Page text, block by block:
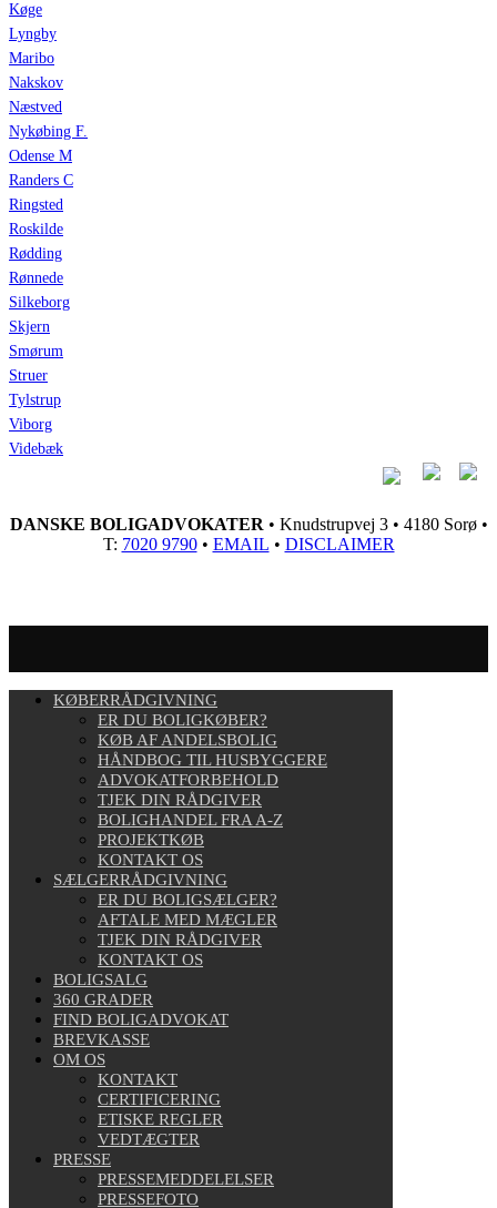
Køge
Lyngby
Maribo
Nakskov
Næstved
Nykøbing F.
Odense M
Randers C
Ringsted
Roskilde
Rødding
Rønnede
Silkeborg
Skjern
Smørum
Struer
Tylstrup
Viborg
Videbæk
DANSKE BOLIGADVOKATER • Knudstrupvej 3 • 4180 Sorø •
T: 7020 9790• EMAIL • DISCLAIMER
KØBERRÅDGIVNING
ER DU BOLIGKØBER?
KØB AF ANDELSBOLIG
HÅNDBOG TIL HUSBYGGERE
ADVOKATFORBEHOLD
TJEK DIN RÅDGIVER
BOLIGHANDEL FRA A-Z
PROJEKTKØB
KONTAKT OS
SÆLGERRÅDGIVNING
ER DU BOLIGSÆLGER?
AFTALE MED MÆGLER
TJEK DIN RÅDGIVER
KONTAKT OS
BOLIGSALG
360 GRADER
FIND BOLIGADVOKAT
BREVKASSE
OM OS
KONTAKT
CERTIFICERING
ETISKE REGLER
VEDTÆGTER
PRESSE
PRESSEMEDDELELSER
PRESSEFOTO